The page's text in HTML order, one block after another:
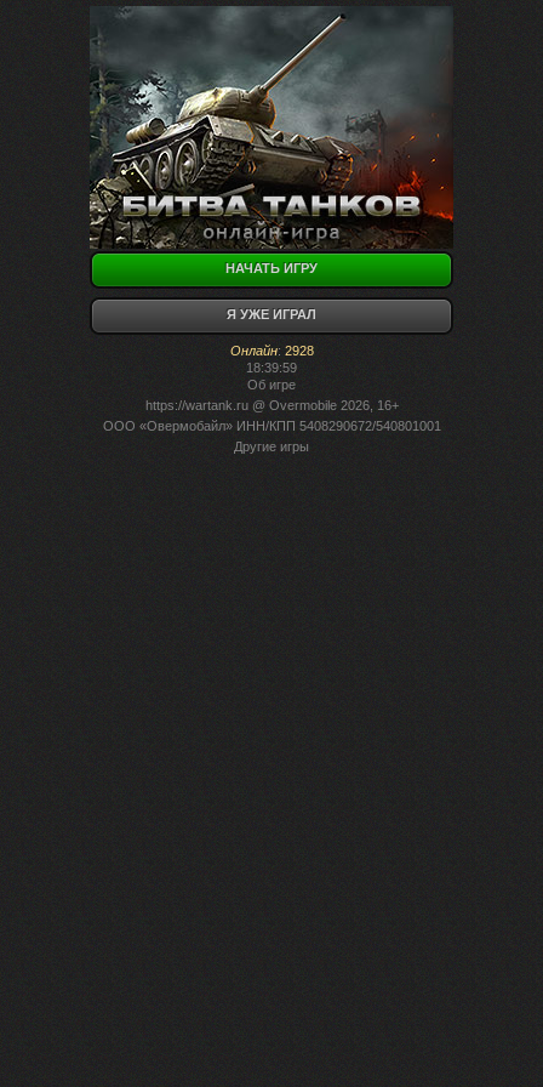
НАЧАТЬ ИГРУ
Я УЖЕ ИГРАЛ
Онлайн: 2928
18:39:59
Об игре
https://wartank.ru@ Overmobile 2026, 16+
ООО «Овермобайл» ИНН/КПП 5408290672/540801001
Другие игры